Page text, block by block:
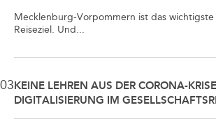
Mecklenburg-Vorpommern ist das
Reiseziel. Und...
03KEINE LEHREN AUS DER CORONA-
DIGITALISIERUNG IM